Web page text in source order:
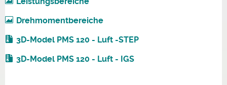
Drehmomentbereiche
3D-Model PMS 120 - Luft -STEP
3D-Model PMS 120 - Luft - IGS